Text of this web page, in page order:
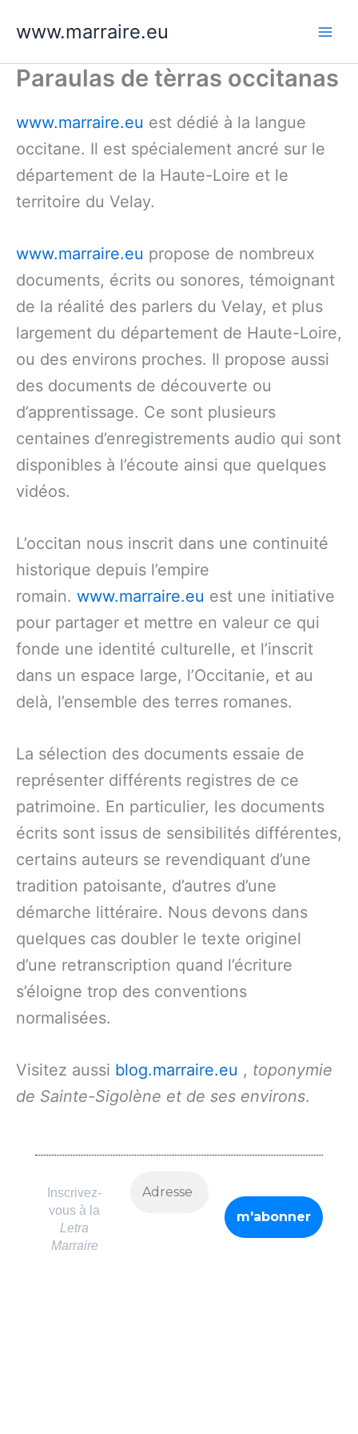
www.marraire.eu
Paraulas de tèrras occitanas
www.marraire.eu est dédié à la langue
occitane. Il est spécialement ancré sur le
département de la Haute-Loire et le
territoire du Velay.
www.marraire.eu propose de nombreux
documents, écrits ou sonores, témoignant
de la réalité des parlers du Velay, et plus
largement du département de Haute-Loire,
ou des environs proches. Il propose aussi
des documents de découverte ou
d’apprentissage. Ce sont plusieurs
centaines d’enregistrements audio qui sont
disponibles à l’écoute ainsi que quelques
vidéos.
L’occitan nous inscrit dans une continuité
historique depuis l’empire
romain. www.marraire.eu est une initiative
pour partager et mettre en valeur ce qui
fonde une identité culturelle, et l’inscrit
dans un espace large, l’Occitanie, et au
delà, l’ensemble des terres romanes.
La sélection des documents essaie de
représenter différents registres de ce
patrimoine. En particulier, les documents
écrits sont issus de sensibilités différentes,
certains auteurs se revendiquant d’une
tradition patoisante, d’autres d’une
démarche littéraire. Nous devons dans
quelques cas doubler le texte originel
d’une retranscription quand l’écriture
s’éloigne trop des conventions
normalisées.
Visitez aussi blog.marraire.eu , toponymie
de Sainte-Sigolène et de ses environs.